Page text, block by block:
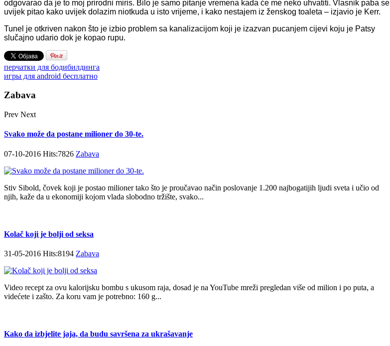
odgovarao da je to moj prirodni miris. Bilo je samo pitanje vremena kada će me neko uhvatiti. Vlasnik paba se
uvijek pitao kako uvijek dolazim niotkuda u isto vrijeme, i kako nestajem iz ženskog toaleta – izjavio je Kerr.
Tunel je otkriven nakon što je izbio problem sa kanalizacijom koji je izazvan pucanjem cijevi koju je Patsy
slučajno udario dok je kopao rupu.
перчатки для бодибилдинга
игры для android бесплатно
Zabava
Prev Next
Svako može da postane milioner do 30-te.
07-10-2016 Hits:7826 Zabava
Stiv Sibold, čovek koji je postao milioner tako što je proučavao način poslovanje 1.200 najbogatijih ljudi sveta i učio od
njih, kaže da u ekonomiji kojom vlada slobodno tržište, svako...
Kolač koji je bolji od seksa
31-05-2016 Hits:8194 Zabava
Video recept za ovu kalorijsku bombu s ukusom raja, dosad je na YouTube mreži pregledan više od milion i po puta, a
videćete i zašto. Za koru vam je potrebno: 160 g...
Kako da izbjelite jaja, da budu savršena za ukrašavanje